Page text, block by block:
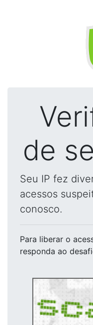
de
Seu IP fez
acessos
conosco.
Para liberar o
responda ao